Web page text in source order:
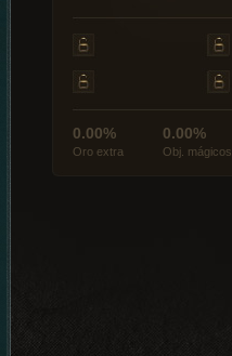
0.00%
Oro extra
0.00%
Obj. mágicos